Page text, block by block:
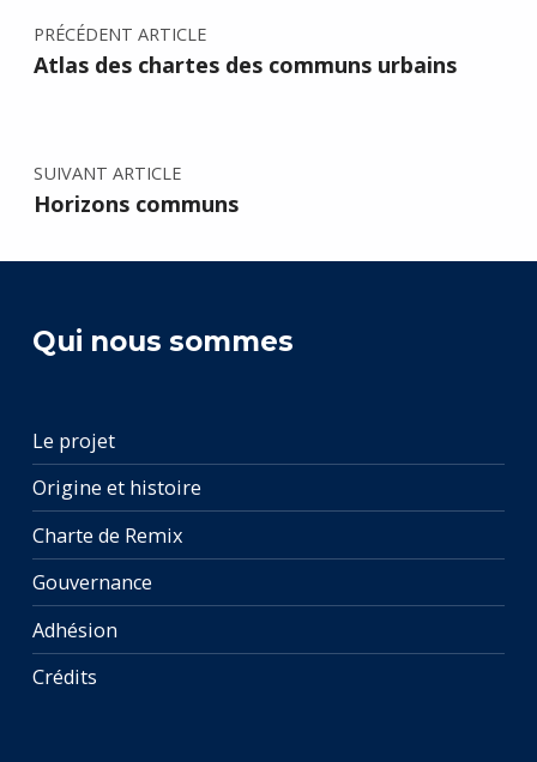
PRÉCÉDENT ARTICLE
Atlas des chartes des communs urbains
SUIVANT ARTICLE
Horizons communs
Qui nous sommes
Le projet
Origine et histoire
Charte de Remix
Gouvernance
Adhésion
Crédits